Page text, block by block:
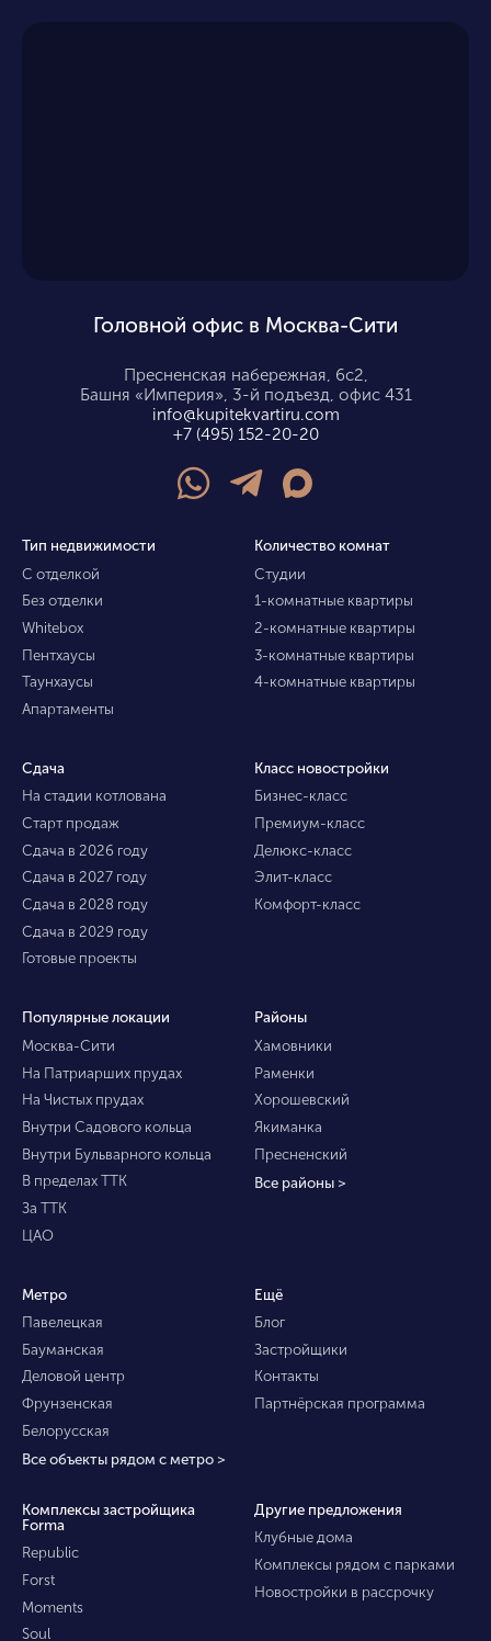
Головной офис в Москва-Сити
Пресненская набережная, 6с2,
Башня «Империя», 3-й подъезд, офис 431
info@kupitekvartiru.com
+7 (495) 152-20-20
Тип недвижимости
С отделкой
Без отделки
Whitebox
Пентхаусы
Таунхаусы
Апартаменты
Количество комнат
Студии
1-комнатные квартиры
2-комнатные квартиры
3-комнатные квартиры
4-комнатные квартиры
Сдача
На стадии котлована
Старт продаж
Сдача в 2026 году
Сдача в 2027 году
Сдача в 2028 году
Сдача в 2029 году
Готовые проекты
Класс новостройки
Бизнес-класс
Премиум-класс
Делюкс-класс
Элит-класс
Комфорт-класс
Популярные локации
Москва-Сити
На Патриарших прудах
На Чистых прудах
Внутри Садового кольца
Внутри Бульварного кольца
В пределах ТТК
За ТТК
ЦАО
Районы
Хамовники
Раменки
Хорошевский
Якиманка
Пресненский
Все районы >
Метро
Павелецкая
Бауманская
Деловой центр
Фрунзенская
Белорусская
Все объекты рядом с метро >
Ещё
Блог
Застройщики
Контакты
Партнёрская программа
Комплексы застройщика
Forma
Republic
Forst
Moments
Soul
Другие предложения
Клубные дома
Комплексы рядом с парками
Новостройки в рассрочку